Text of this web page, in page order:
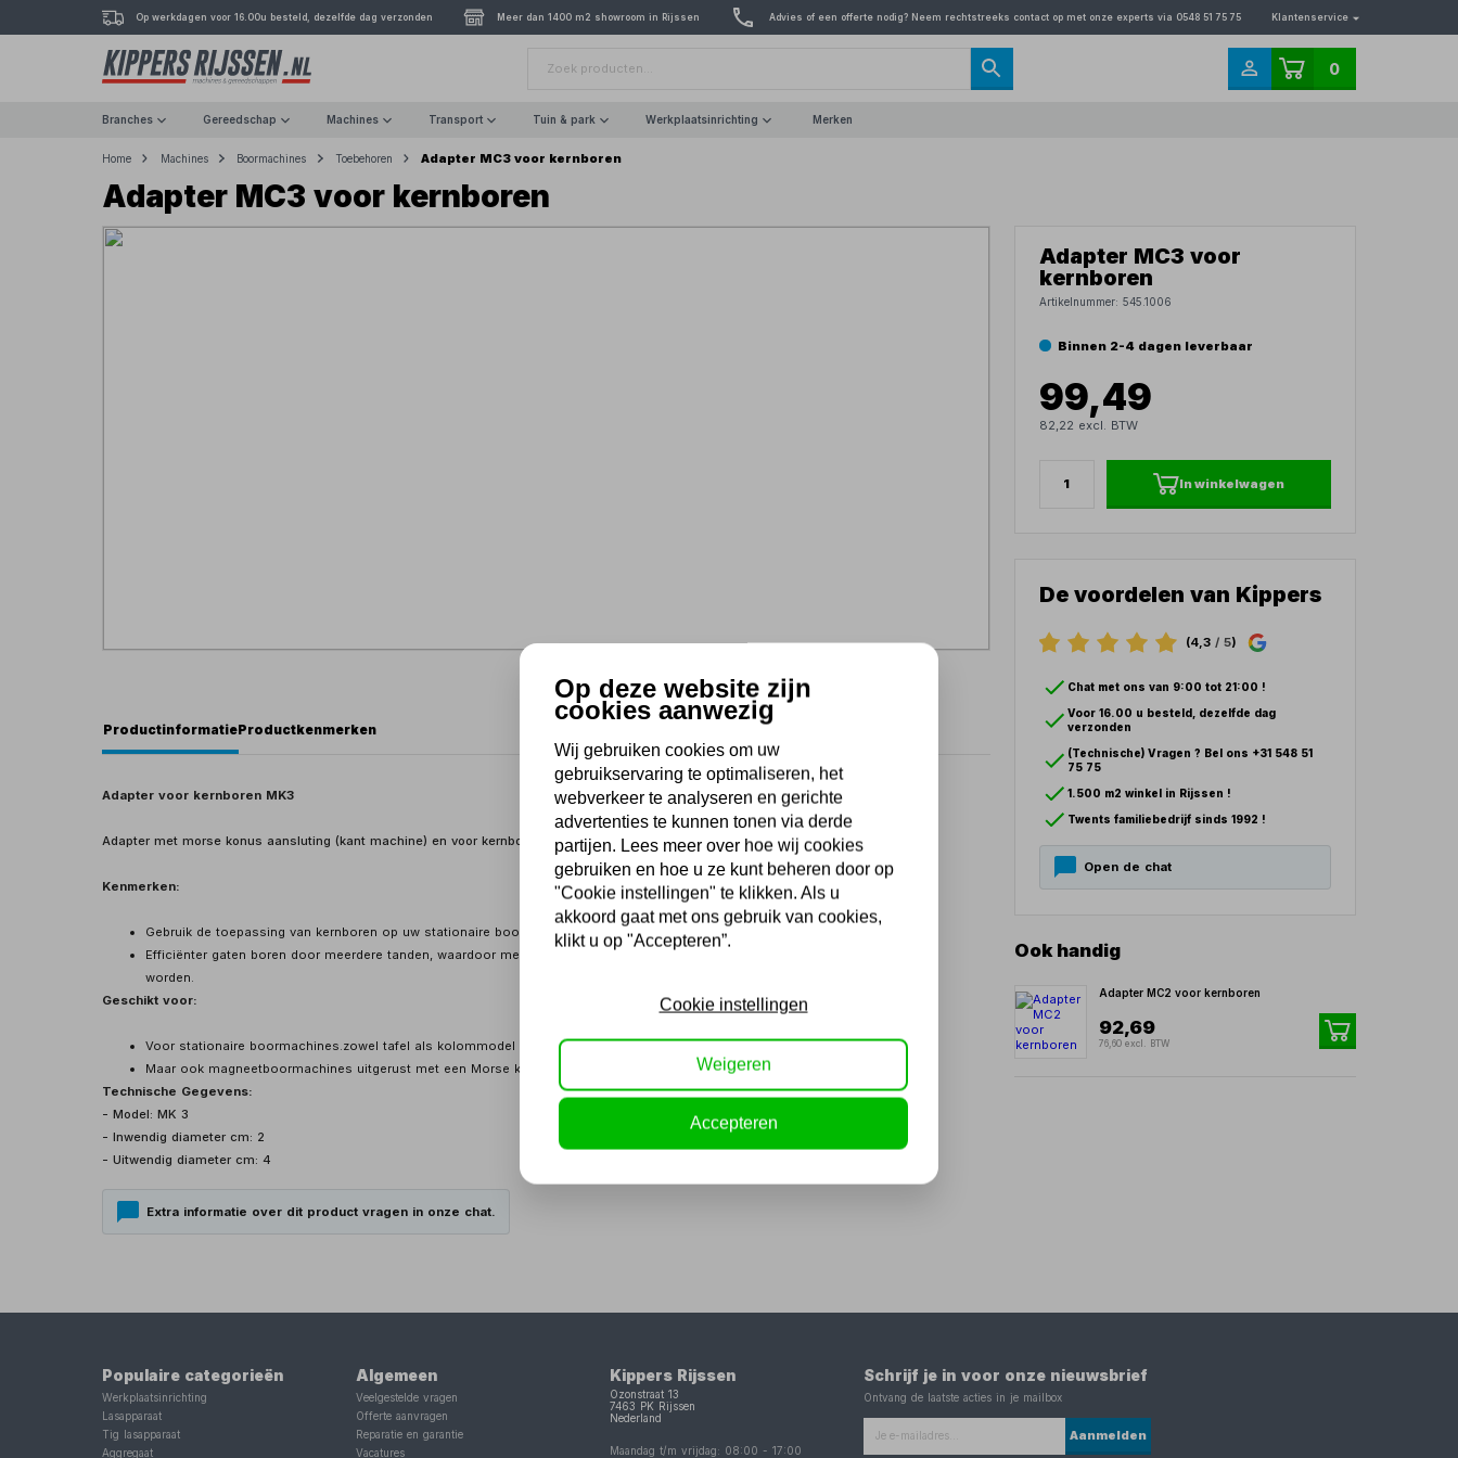
Op werkdagen voor 16.00u besteld, dezelfde dag verzonden Meer dan 1400 m2 showroom in Rijssen Advies of een offerte nodig? Neem rechtstreeks contact op met onze experts via 0548 51 75 75 Klantenservice
0
Branches Gereedschap Machines Transport Tuin & park Werkplaatsinrichting Merken
Home Machines Boormachines Toebehoren Adapter MC3 voor kernboren
Adapter MC3 voor kernboren
ProductinformatieProductkenmerken
Adapter voor kernboren MK3
Adapter met morse konus aansluting (kant machine) en voor kernboren met Weldon 19 mm.
Kenmerken:
Gebruik de toepassing van kernboren op uw stationaire boormachines
Efficiënter gaten boren door meerdere tanden, waardoor meer voeding kan gegeven worden en vlugger kan gewerkt
worden.
Geschikt voor:
Voor stationaire boormachines.zowel tafel als kolommodel MK2, MK3 of MK4.
Maar ook magneetboormachines uitgerust met een Morse konus aansluiting
Technische Gegevens:
- Model: MK 3
- Inwendig diameter cm: 2
- Uitwendig diameter cm: 4
Extra informatie over dit product vragen in onze chat.
Adapter MC3 voor
kernboren
Artikelnummer:545.1006
Binnen 2-4 dagen leverbaar
99,49
82,22 excl. BTW
In winkelwagen
De voordelen van Kippers
(4,3/ 5)
Chat met ons van 9:00 tot 21:00 !
Voor 16.00 u besteld, dezelfde dag
verzonden
(Technische) Vragen ? Bel ons +31 548 51
75 75
1.500 m2 winkel in Rijssen !
Twents familiebedrijf sinds 1992 !
Open de chat
Ook handig
Adapter MC2 voor kernboren
92,69
76,60 excl. BTW
Populaire categorieën
Werkplaatsinrichting
Lasapparaat
Tig lasapparaat
Aggregaat
Algemeen
Veelgestelde vragen
Offerte aanvragen
Reparatie en garantie
Vacatures
Kippers Rijssen
Ozonstraat 13
7463 PK
Rijssen
Nederland
Maandag t/m vrijdag: 08:00 -17:00
Schrijf je in voor onze nieuwsbrief
Ontvang de laatste acties in je mailbox
Aanmelden
Op deze website zijn
cookies aanwezig
Wij gebruiken cookies om uw
gebruikservaring te optimaliseren, het
webverkeer te analyseren en gerichte
advertenties te kunnen tonen via derde
partijen. Lees meer over hoe wij cookies
gebruiken en hoe u ze kunt beheren door op
"Cookie instellingen" te klikken. Als u
akkoord gaat met ons gebruik van cookies,
klikt u op "Accepteren”.
Cookie instellingen
Weigeren
Accepteren